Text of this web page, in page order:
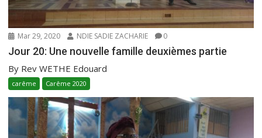
Mar 29, 2020 NDIE SADIE ZACHARIE 0
Jour 20: Une nouvelle famille deuxièmes partie
By Rev WETHE Edouard
carême Carême 2020